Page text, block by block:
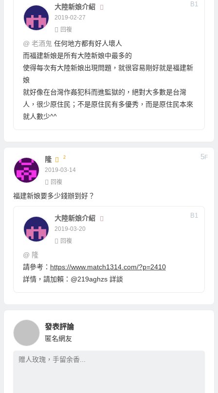
大陸新娘介紹
2019-02-27
B1
回複
@ 老酒鬼 任何地方都有好人壞人
而福建新娘是所有大陸新娘中最多的
使得每次有大陸新娘出現問題，就很容易剛好就是福建新
娘
就好像在台灣作姦犯科而進監獄的，絕對大多數是台灣
人，很少原住民；不是原住民有多優秀，而是原住民本來
就人數少^^
隆 2
2019-03-14
5F
回複
福建新娘要多少錢辦到好？
大陸新娘介紹
2019-03-20
B1
回複
@ 隆
請參考： https://www.match1314.com/?p=2410
詳情，請加賴：@219aghzs 詳談
發表評論
匿名網友